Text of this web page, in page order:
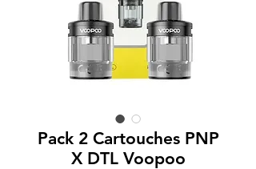
Pack 2 Cartouches PNP
X DTL Voopoo